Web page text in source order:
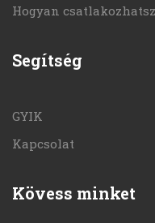
Hogyan
Segítség
GYIK
Kapcsolat
Kövess minket